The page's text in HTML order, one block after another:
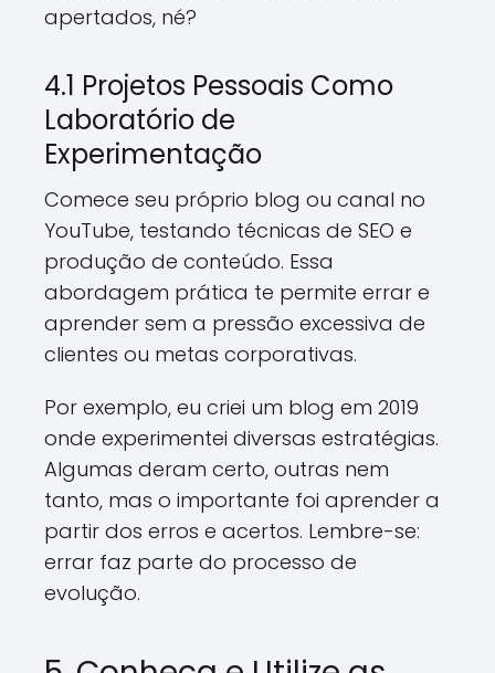
apertados, né?
4.1 Projetos Pessoais Como
Laboratório de
Experimentação
Comece seu próprio blog ou canal no
YouTube, testando técnicas de SEO e
produção de conteúdo. Essa
abordagem prática te permite errar e
aprender sem a pressão excessiva de
clientes ou metas corporativas.
Por exemplo, eu criei um blog em 2019
onde experimentei diversas estratégias.
Algumas deram certo, outras nem
tanto, mas o importante foi aprender a
partir dos erros e acertos. Lembre-se:
errar faz parte do processo de
evolução.